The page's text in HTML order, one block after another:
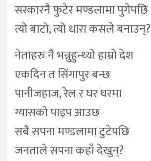
सरकारनै फुटेर मण्डलामा पुगेपछि
त्यो बाटो, त्यो धारा कसले बनाउन्?
नेताहरु नै भन्नुहुन्थ्यो हाम्रो देश
एकदिन त सिंगापुर बन्छ
पानीजहाज, रेल र घर घरमा
ग्यासको पाइप आउछ
सबै सपना मण्डलामा टुटेपछि
जनताले सपना कहाँ देखुन्?